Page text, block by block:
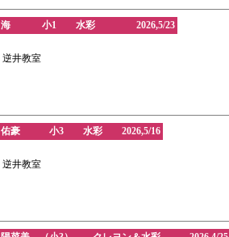
海 小1 水彩 2026,5/23
逆井教室
佑豪 小3 水彩 2026,5/16
逆井教室